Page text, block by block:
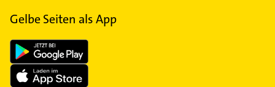
Gelbe Seiten als App